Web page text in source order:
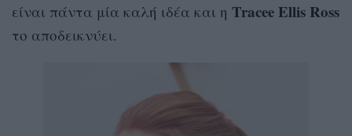
είναι πάντα μία καλή ιδέα και η Tracee Ellis Ross
το αποδεικνύει.